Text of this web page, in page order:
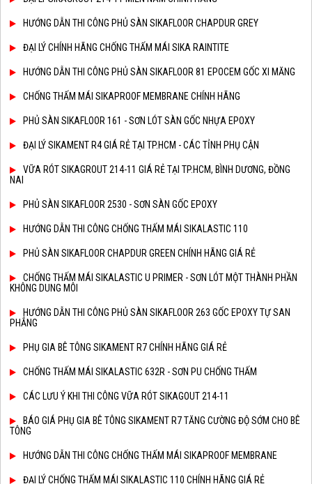
HƯỚNG DẪN THI CÔNG PHỦ SÀN SIKAFLOOR CHAPDUR GREY
ĐẠI LÝ CHÍNH HÃNG CHỐNG THẤM MÁI SIKA RAINTITE
HƯỚNG DẪN THI CÔNG PHỦ SÀN SIKAFLOOR 81 EPOCEM GỐC XI MĂNG
CHỐNG THẤM MÁI SIKAPROOF MEMBRANE CHÍNH HÃNG
PHỦ SÀN SIKAFLOOR 161 - SƠN LÓT SÀN GỐC NHỰA EPOXY
ĐẠI LÝ SIKAMENT R4 GIÁ RẺ TẠI TP.HCM - CÁC TỈNH PHỤ CẬN
VỮA RÓT SIKAGROUT 214-11 GIÁ RẺ TẠI TP.HCM, BÌNH DƯƠNG, ĐỒNG
NAI
PHỦ SÀN SIKAFLOOR 2530 - SƠN SÀN GỐC EPOXY
HƯỚNG DẪN THI CÔNG CHỐNG THẤM MÁI SIKALASTIC 110
PHỦ SÀN SIKAFLOOR CHAPDUR GREEN CHÍNH HÃNG GIÁ RẺ
CHỐNG THẤM MÁI SIKALASTIC U PRIMER - SƠN LÓT MỘT THÀNH PHẦN
KHÔNG DUNG MÔI
HƯỚNG DẪN THI CÔNG PHỦ SÀN SIKAFLOOR 263 GỐC EPOXY TỰ SAN
PHẲNG
PHỤ GIA BÊ TÔNG SIKAMENT R7 CHÍNH HÃNG GIÁ RẺ
CHỐNG THẤM MÁI SIKALASTIC 632R - SƠN PU CHỐNG THẤM
CÁC LƯU Ý KHI THI CÔNG VỮA RÓT SIKAGOUT 214-11
BÁO GIÁ PHỤ GIA BÊ TÔNG SIKAMENT R7 TĂNG CƯỜNG ĐỘ SỚM CHO BÊ
TÔNG
HƯỚNG DẪN THI CÔNG CHỐNG THẤM MÁI SIKAPROOF MEMBRANE
ĐẠI LÝ CHỐNG THẤM MÁI SIKALASTIC 110 CHÍNH HÃNG GIÁ RẺ